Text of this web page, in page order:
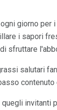
giorno
i sapori
sfruttare
salutari
contenuto
invitanti